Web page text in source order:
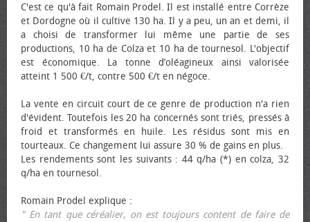
C'est ce qu'à fait Romain Prodel. Il est installé entre Corrèze
et Dordogne où il cultive 130 ha. Il y a peu, un an et demi, il
a choisi de transformer lui même une partie de ses
productions, 10 ha de Colza et 10 ha de tournesol. L'objectif
est économique. La tonne d’oléagineux ainsi valorisée
atteint 1 500 €/t, contre 500 €/t en négoce.
La vente en circuit court de ce genre de production n'a rien
d'évident. Toutefois les 20 ha concernés sont triés, pressés à
froid et transformés en huile. Les résidus sont mis en
tourteaux. Ce changement lui assure 30 % de gains en plus.
Les rendements sont les suivants : 44 q/ha (*) en colza, 32
q/ha en tournesol.
Romain Prodel explique :
" En tant que céréalier, on est toujours content de faire de